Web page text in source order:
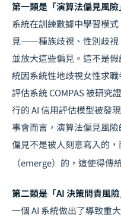
第一類是「演算法偏見風
系統在訓練數據中學習模
見——種族歧視、性別歧視
並放大這些偏見。這不是
統因系統性地歧視女性求
評估系統 COMPAS 被研究
行的 AI 信用評估模型被發
事會而言，演算法偏見風
偏見不是被人刻意寫入的，
（emerge）的，這使得傳
第二類是「AI 決策問責風
一個 AI 系統做出了導致